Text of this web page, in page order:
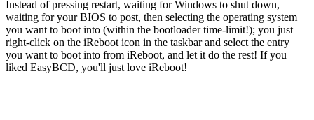
Instead of pressing restart, waiting for Windows to shut down,
waiting for your BIOS to post, then selecting the operating system
you want to boot into (within the bootloader time-limit!); you just
right-click on the iReboot icon in the taskbar and select the entry
you want to boot into from iReboot, and let it do the rest! If you
liked EasyBCD, you'll just love iReboot!